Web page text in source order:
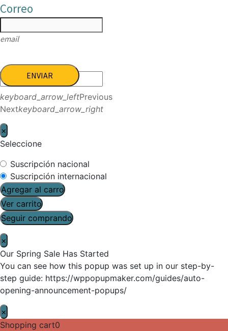
Correo
email
ENVIAR
keyboard_arrow_leftPrevious
Nextkeyboard_arrow_right
×
Seleccione
Suscripción nacional
Suscripción internacional
Agregar al carro
Ver carrito
Seguir comprando
×
Our Spring Sale Has Started
You can see how this popup was set up in our step-by-
step guide: https://wppopupmaker.com/guides/auto-
opening-announcement-popups/
×
Shopping cart0